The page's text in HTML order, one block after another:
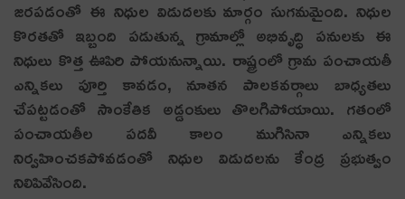
జరపడంతో ఈ నిధుల విడుదలకు మార్గం సుగమమైంది. నిధుల
కొరతతో ఇబ్బంది పడుతున్న గ్రామాల్లో అభివృద్ధి పనులకు ఈ
నిధులు కొత్త ఊపిరి పోయనున్నాయి. రాష్ట్రంలో గ్రామ పంచాయతీ
ఎన్నికలు పూర్తి కావడం, నూతన పాలకవర్గాలు బాధ్యతలు
చేపట్టడంతో సాంకేతిక అడ్డంకులు తొలగిపోయాయి. గతంలో
పంచాయతీల పదవీ కాలం ముగిసినా ఎన్నికలు
నిర్వహించకపోవడంతో నిధుల విడుదలను కేంద్ర ప్రభుత్వం
నిలిపివేసింది.